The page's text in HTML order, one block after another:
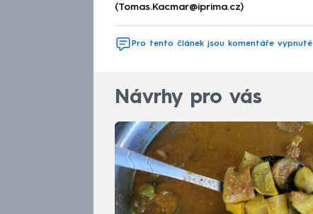
(Tomas.Kacmar@iprima.cz)
Pro tento článek jsou komentáře vypnuté
Návrhy pro vás